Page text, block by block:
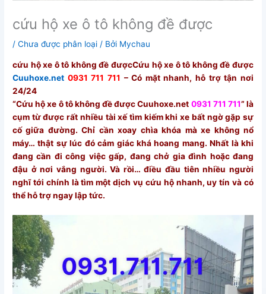
cứu hộ xe ô tô không đề được
/Chưa được phân loại / Bởi Mychau
cứu hộ xe ô tô không đề đượcCứu hộ xe ô tô không đề được
Cuuhoxe.net 0931 711 711 – Có mặt nhanh, hỗ trợ tận nơi
24/24
“Cứu hộ xe ô tô không đề đượcCuuhoxe.net 0931 711 711” là
cụm từ được rất nhiều tài xế tìm kiếm khi xe bất ngờ gặp sự
cố giữa đường. Chỉ cần xoay chìa khóa mà xe không nổ
máy… thật sự lúc đó cảm giác khá hoang mang. Nhất là khi
đang cần đi công việc gấp, đang chở gia đình hoặc đang
đậu ở nơi vắng người. Và rồi… điều đầu tiên nhiều người
nghĩ tới chính là tìm một dịch vụ cứu hộ nhanh, uy tín và có
thể hỗ trợ ngay lập tức.